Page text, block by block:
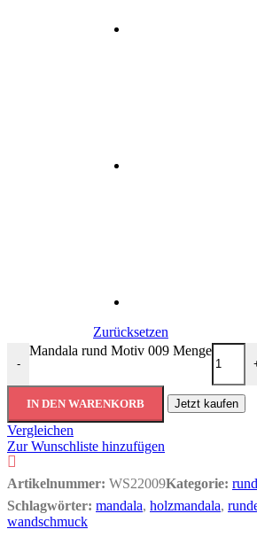
Zurücksetzen
-
Mandala rund Motiv 009 Menge
IN DEN WARENKORB Jetzt kaufen
Vergleichen
Zur Wunschliste hinzufügen
Artikelnummer: WS22009Kategorie:
Schlagwörter: mandala, holzmandala,
wandschmuck